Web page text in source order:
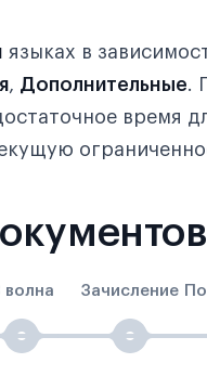
языках в
, Дополнительные.
время
волна Зачисление